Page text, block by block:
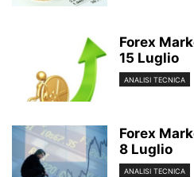
Forex
15 Luglio
ANALISI TECNICA
Forex
8 Luglio
ANALISI TECNICA